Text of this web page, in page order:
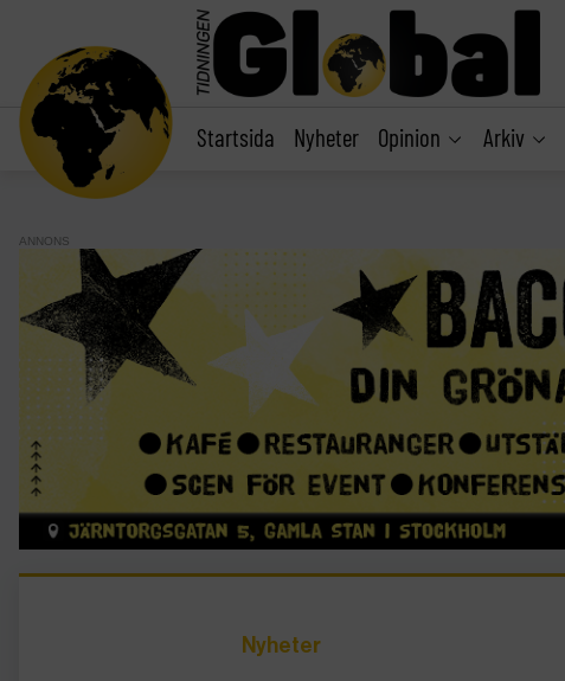
Startsida Nyheter Opinion Arkiv
ANNONS
Nyheter